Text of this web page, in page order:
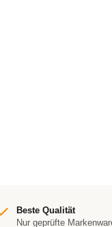
Beste Qualität
Nur geprüfte